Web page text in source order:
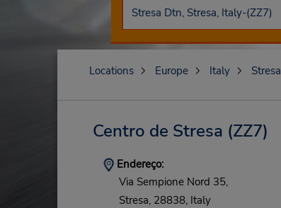
Locations Europe Italy Stresa
Centro de Stresa (ZZ7)
Endereço:
Via Sempione Nord 35,
Stresa, 28838, Italy